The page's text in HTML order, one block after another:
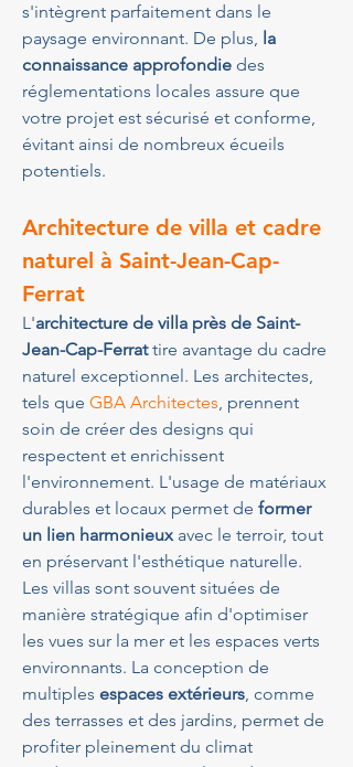
s'intègrent parfaitement dans le
paysage environnant. De plus, la
connaissance approfondie des
réglementations locales assure que
votre projet est sécurisé et conforme,
évitant ainsi de nombreux écueils
potentiels.
Architecture de villa et cadre
naturel à Saint-Jean-Cap-
Ferrat
L'architecture de villa près de Saint-
Jean-Cap-Ferrat tire avantage du cadre
naturel exceptionnel. Les architectes,
tels que GBA Architectes, prennent
soin de créer des designs qui
respectent et enrichissent
l'environnement. L'usage de matériaux
durables et locaux permet de former
un lien harmonieux avec le terroir, tout
en préservant l'esthétique naturelle.
Les villas sont souvent situées de
manière stratégique afin d'optimiser
les vues sur la mer et les espaces verts
environnants. La conception de
multiples espaces extérieurs, comme
des terrasses et des jardins, permet de
profiter pleinement du climat